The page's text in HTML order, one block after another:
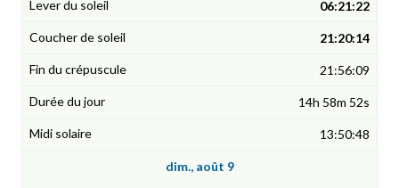
06:21:22
21:20:14
21:56:09
14h 58m 52s
13:50:48
dim., août 9